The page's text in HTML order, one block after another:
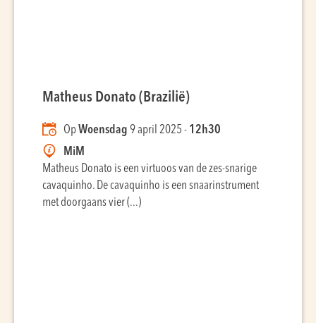
Matheus Donato (Brazilië)
OpWoensdag 9 april 2025 - 12h30
MiM
Matheus Donato is een virtuoos van de zes-snarige
cavaquinho. De cavaquinho is een snaarinstrument
met doorgaans vier (...)